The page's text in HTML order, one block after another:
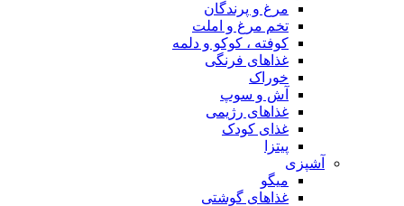
مرغ و پرندگان
تخم مرغ و املت
کوفته ، کوکو و دلمه
غذاهای فرنگی
خوراک
آش و سوپ
غذاهای رژیمی
غذای کودک
پیتزا
آشپزی
میگو
غذاهای گوشتی